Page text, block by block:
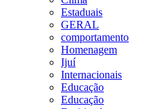
Estaduais
GERAL
comportamento
Homenagem
Ijuí
Internacionais
Educação
Educação